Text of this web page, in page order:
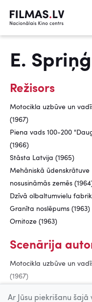
E.
Režisors
Motocikla uzbūve un
(1967)
Piena vads 100-200
(1966)
Stāsta Latvija (1965)
Mehāniskā ūdenskrātuve
nosusināmās zemēs
Dzīvā olbaltumvielu
Granīta noslēpums (1963)
Ornitoze (1963)
Scenārija
Motocikla uzbūve un
(1967)
Ar Jūsu piekrišanu